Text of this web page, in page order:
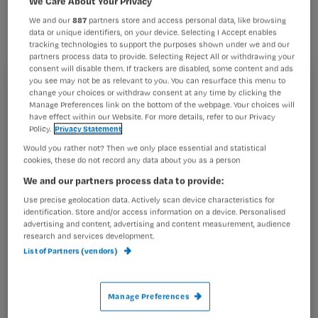
Registreren
Wil je dit artikel lezen?
Maak gratis een account aan en lees 2
artikelen gratis per maand
Al een account of abonnement?Log dan in
Wat
herkennen van verdachte letsels. Mét
handige foto’s!
Het artikel gaat over het herkennen van mogelijke
mishandeling, bij zowel volwassenen als kinderen.
Klik hieronder om het artikel te
We and our887 partners store and access personal data, like browsing
data or unique identifiers, on your device. Selecting I Accept enables
tracking technologies to support the purposes shown under we and our
partners process data to provide. Selecting Reject All or withdrawing your
consent will disable them. If trackers are disabled, some content and ads
you see may not be as relevant to you. You can resurface this menu to
change your choices or withdraw consent at any time by clicking the
Manage Preferences link on the bottom of the webpage. Your choices will
have effect within our Website. For more details, refer to our Privacy
Policy. Privacy Statement
Would you rather not? Then we only place essential and statistical
cookies, these do not record any data about you as a person
We and our partners process data to provide:
Use precise geolocation data. Actively scan device characteristics for
identification. Store and/or access information on a device. Personalised
advertising and content, advertising and content measurement, audience
research and services development.
List of Partners (vendors)
Manage Preferences